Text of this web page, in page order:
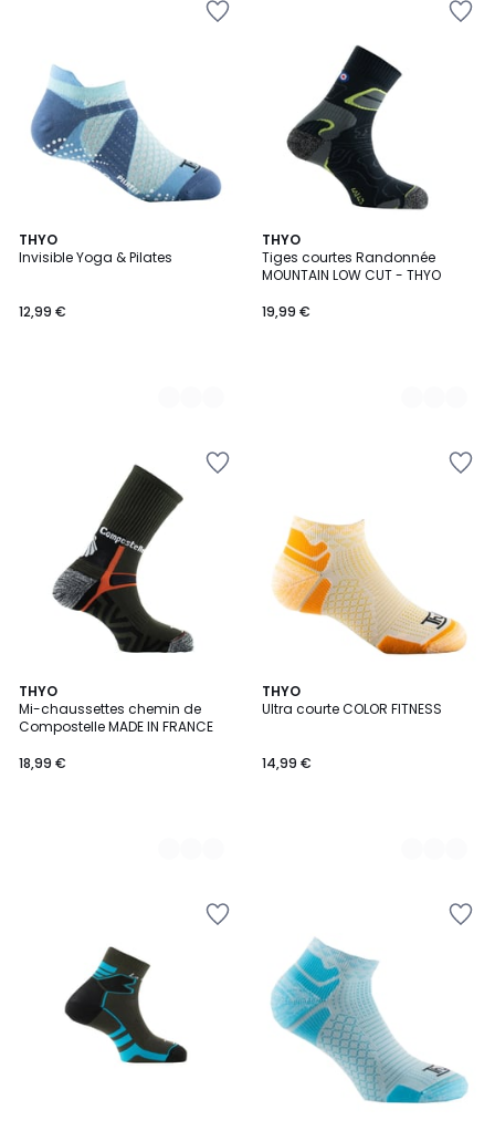
THYO
Invisible Yoga & Pilates
12,99 €
2
Couleurs
THYO
Tiges courtes Randonnée
MOUNTAIN LOW CUT - THYO
19,99 €
3
Couleurs
THYO
Mi-chaussettes chemin de
Compostelle MADE IN FRANCE
18,99 €
2
Couleurs
THYO
Ultra courte COLOR FITNESS
14,99 €
2
Couleurs